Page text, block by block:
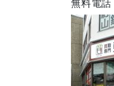
無料電話